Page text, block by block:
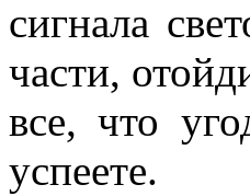
сигнала
части,
все, что
успеете.